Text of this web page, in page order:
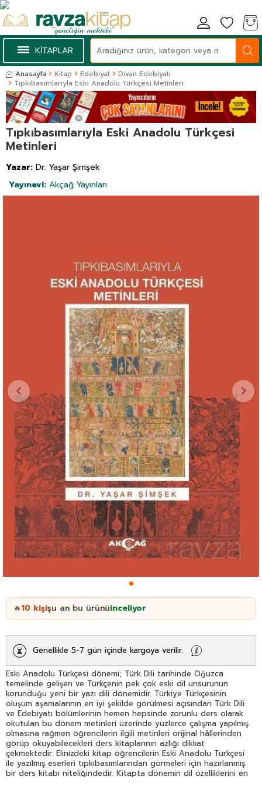
KİTAPLAR
Anasayfa Kitap Edebiyat
Divan Edebiyatı
Tıpkıbasımlarıyla Eski Anadolu Türkçesi Metinleri
Tıpkıbasımlarıyla Eski Anadolu Türkçesi
Metinleri
Yazar: Dr. Yaşar Şimşek
Yayınevi: Akçağ Yayınları
🔥10 kişişu an bu ürünüinceliyor
Genellikle 5-7 gün içinde kargoya verilir.
Eski Anadolu Türkçesi dönemi; Türk Dili tarihinde Oğuzca
temelinde gelişen ve Türkçenin pek çok eski dil unsurunun
korunduğu yeni bir yazı dili dönemidir. Türkiye Türkçesinin
oluşum aşamalarının en iyi şekilde görülmesi açısından Türk Dili
ve Edebiyatı bölümlerinin hemen hepsinde zorunlu ders olarak
okutulan bu dönem metinleri üzerinde yüzlerce çalışma yapılmış
olmasına rağmen öğrencilerin ilgili metinleri orijinal hâllerinden
görüp okuyabilecekleri ders kitaplarının azlığı dikkat
çekmektedir. Elinizdeki kitap öğrencilerin Eski Anadolu Türkçesi
ile yazılmış eserleri tıpkıbasımlarından görmeleri için hazırlanmış
bir ders kitabı niteliğindedir. Kitapta dönemin dil özelliklerini en